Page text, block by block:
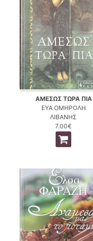
ΑΜΕΣΩΣ ΤΩΡΑ ΠΙΑ
ΕΥΑ ΟΜΗΡΟΛΗ
ΛΙΒΑΝΗΣ
7.00€